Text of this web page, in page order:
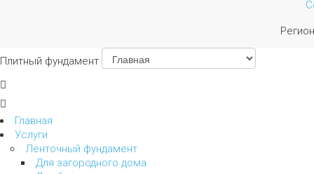
Плитный фундамент
Главная
Услуги
Ленточный фундамент
Для загородного дома